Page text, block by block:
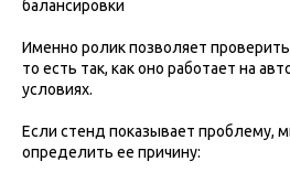
балансировки
Именно ролик позволяет
то есть так, как оно работает на
условиях.
Если стенд показывает проблему,
определить ее причину: